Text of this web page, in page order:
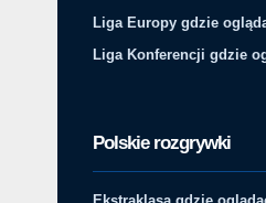
Liga Europy gdzie
Liga Konferencji gdzie
Polskie rozgrywki